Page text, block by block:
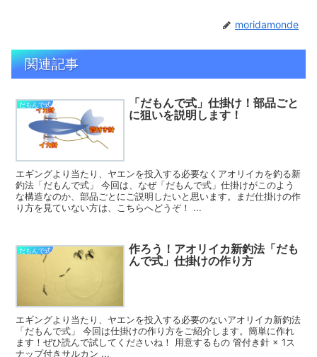
moridamonde
関連記事
だもんで式
「だもんで式」仕掛け！部品ごと
に狙いを説明します！
エギングより当たり、ヤエンを投入する必要なくアオリイカを釣る新
釣法「だもんで式」 今回は、なぜ「だもんで式」仕掛けがこのよう
な構造なのか、部品ごとにご説明したいと思います。まだ仕掛けの作
り方を見ていない方は、こちらへどうぞ！ ...
だもんで式
作ろう！アオリイカ新釣法「だも
んで式」仕掛けの作り方
エギングより当たり、ヤエンを投入する必要のないアオリイカ新釣法
「だもんで式」 今回は仕掛けの作り方をご紹介します。簡単に作れ
ます！ぜひ読んで試してくださいね！ 用意するもの 管付き針 × 1ス
ナップ付きサルカン ...